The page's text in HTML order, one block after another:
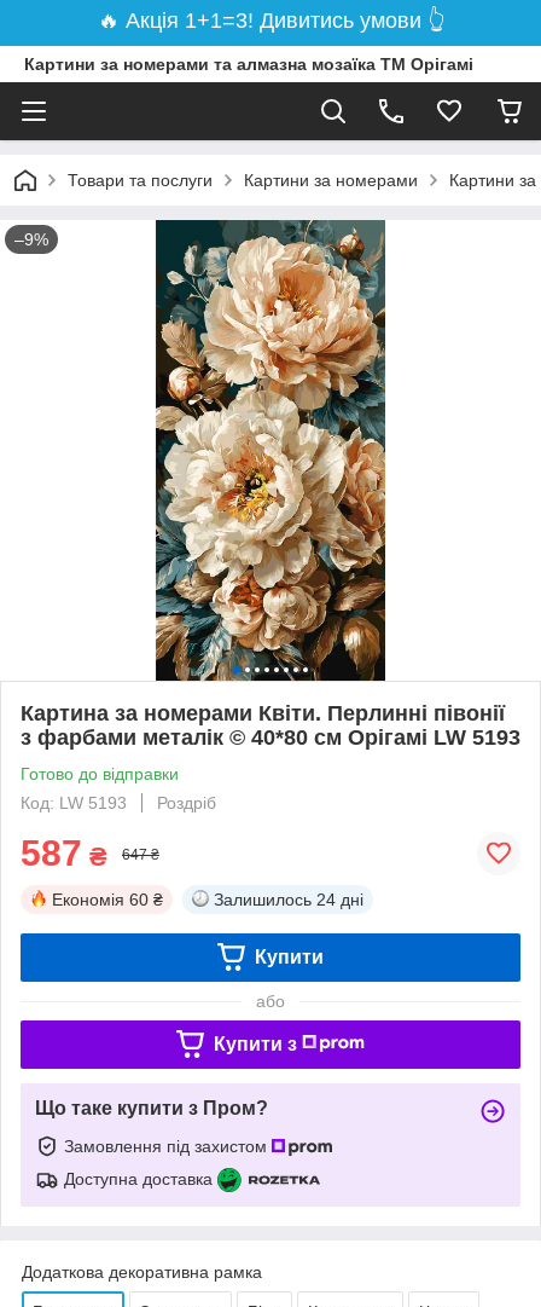
🔥 Акція 1+1=3! Дивитись умови 👆
Картини за номерами та алмазна мозаїка ТМ Орігамі
Товари та послуги Картини за номерами Картини
–9%
Картина за номерами Квіти. Перлинні півонії
з фарбами металік © 40*80 см Орігамі LW 5193
Готово до відправки
Код: LW 5193
Роздріб
587 ₴ 647 ₴
Економія 60 ₴ Залишилось 24 дні
Купити
або
Купити з
Що таке купити з Пром?
Замовлення під захистом
Доступна доставка
Додаткова декоративна рамка